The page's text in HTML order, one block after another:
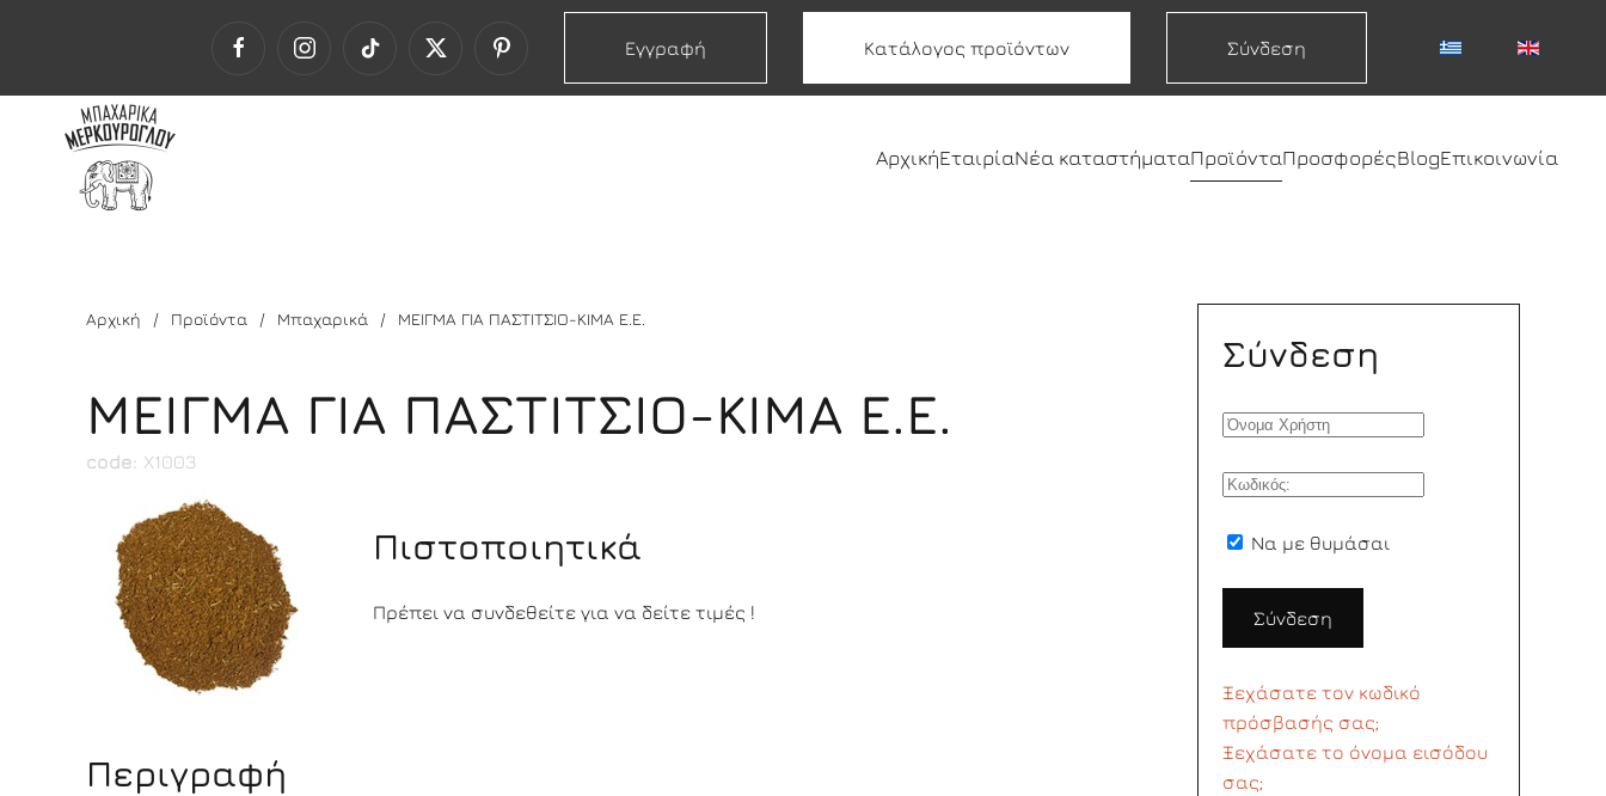
Εγγραφή Κατάλογος προϊόντων Σύνδεση
ΑρχικήΕταιρίαΝέα καταστήματαΠροϊόνταΠροσφορέςBlogΕπικοινωνία
Αρχική Προϊόντα Μπαχαρικά ΜΕΙΓΜΑ ΓΙΑ ΠΑΣΤΙΤΣΙΟ-ΚΙΜΑ Ε.Ε.
ΜΕΙΓΜΑ ΓΙΑ ΠΑΣΤΙΤΣΙΟ-ΚΙΜΑ Ε.Ε.
code: Χ1003
Πιστοποιητικά
Πρέπει να συνδεθείτε για να δείτε τιμές !
Περιγραφή
Σύνδεση
Να με θυμάσαι
Σύνδεση
Ξεχάσατε τον κωδικό
πρόσβασής σας;
Ξεχάσατε το όνομα εισόδου
σας;